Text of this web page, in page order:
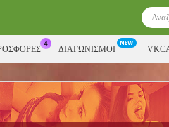
ΔΙΑΓΩΝΙΣΜΟΊ